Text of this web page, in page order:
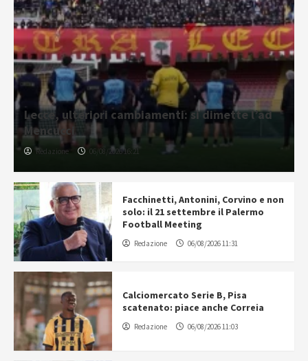
Lecce, ulteriori cambiamenti: si dimette l’ad
Mencucci
Redazione 06/08/2026 16:21
Facchinetti, Antonini, Corvino e non
solo: il 21 settembre il Palermo
Football Meeting
Redazione 06/08/2026 11:31
Calciomercato Serie B, Pisa
scatenato: piace anche Correia
Redazione 06/08/2026 11:03